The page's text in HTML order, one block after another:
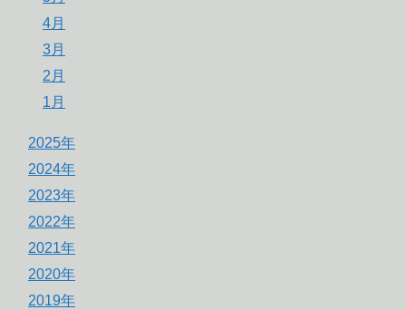
4月
3月
2月
1月
2025年
2024年
2023年
2022年
2021年
2020年
2019年